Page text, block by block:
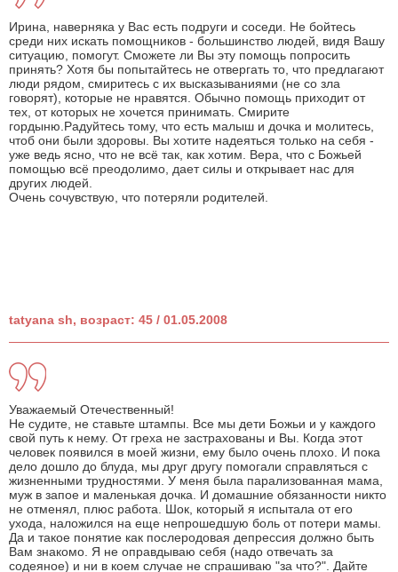
Ирина, наверняка у Вас есть подруги и соседи. Не бойтесь
среди них искать помощников - большинство людей, видя Вашу
ситуацию, помогут. Сможете ли Вы эту помощь попросить
принять? Хотя бы попытайтесь не отвергать то, что предлагают
люди рядом, смиритесь с их высказываниями (не со зла
говорят), которые не нравятся. Обычно помощь приходит от
тех, от которых не хочется принимать. Смирите
гордыню.Радуйтесь тому, что есть малыш и дочка и молитесь,
чтоб они были здоровы. Вы хотите надеяться только на себя -
уже ведь ясно, что не всё так, как хотим. Вера, что с Божьей
помощью всё преодолимо, дает силы и открывает нас для
других людей.
Очень сочувствую, что потеряли родителей.
tatyana sh, возраст: 45 / 01.05.2008
Уважаемый Отечественный!
Не судите, не ставьте штампы. Все мы дети Божьи и у каждого
свой путь к нему. От греха не застрахованы и Вы. Когда этот
человек появился в моей жизни, ему было очень плохо. И пока
дело дошло до блуда, мы друг другу помогали справляться с
жизненными трудностями. У меня была парализованная мама,
муж в запое и маленькая дочка. И домашние обязанности никто
не отменял, плюс работа. Шок, который я испытала от его
ухода, наложился на еще непрошедшую боль от потери мамы.
Да и такое понятие как послеродовая депрессия должно быть
Вам знакомо. Я не оправдываю себя (надо отвечать за
содеяное) и ни в коем случае не спрашиваю "за что?". Дайте